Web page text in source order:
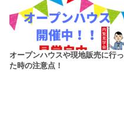
オープンハウスや現地販売に行っ
た時の注意点！